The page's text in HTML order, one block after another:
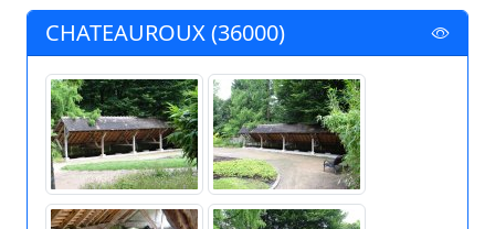
CHATEAUROUX (36000)